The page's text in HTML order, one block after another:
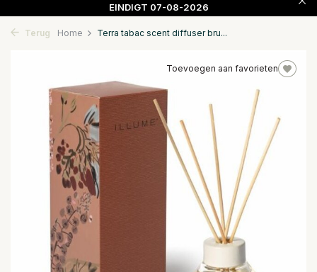
EINDIGT 07-08-2026
Terug Home Terra tabac scent diffuser bru...
Toevoegen aan favorieten